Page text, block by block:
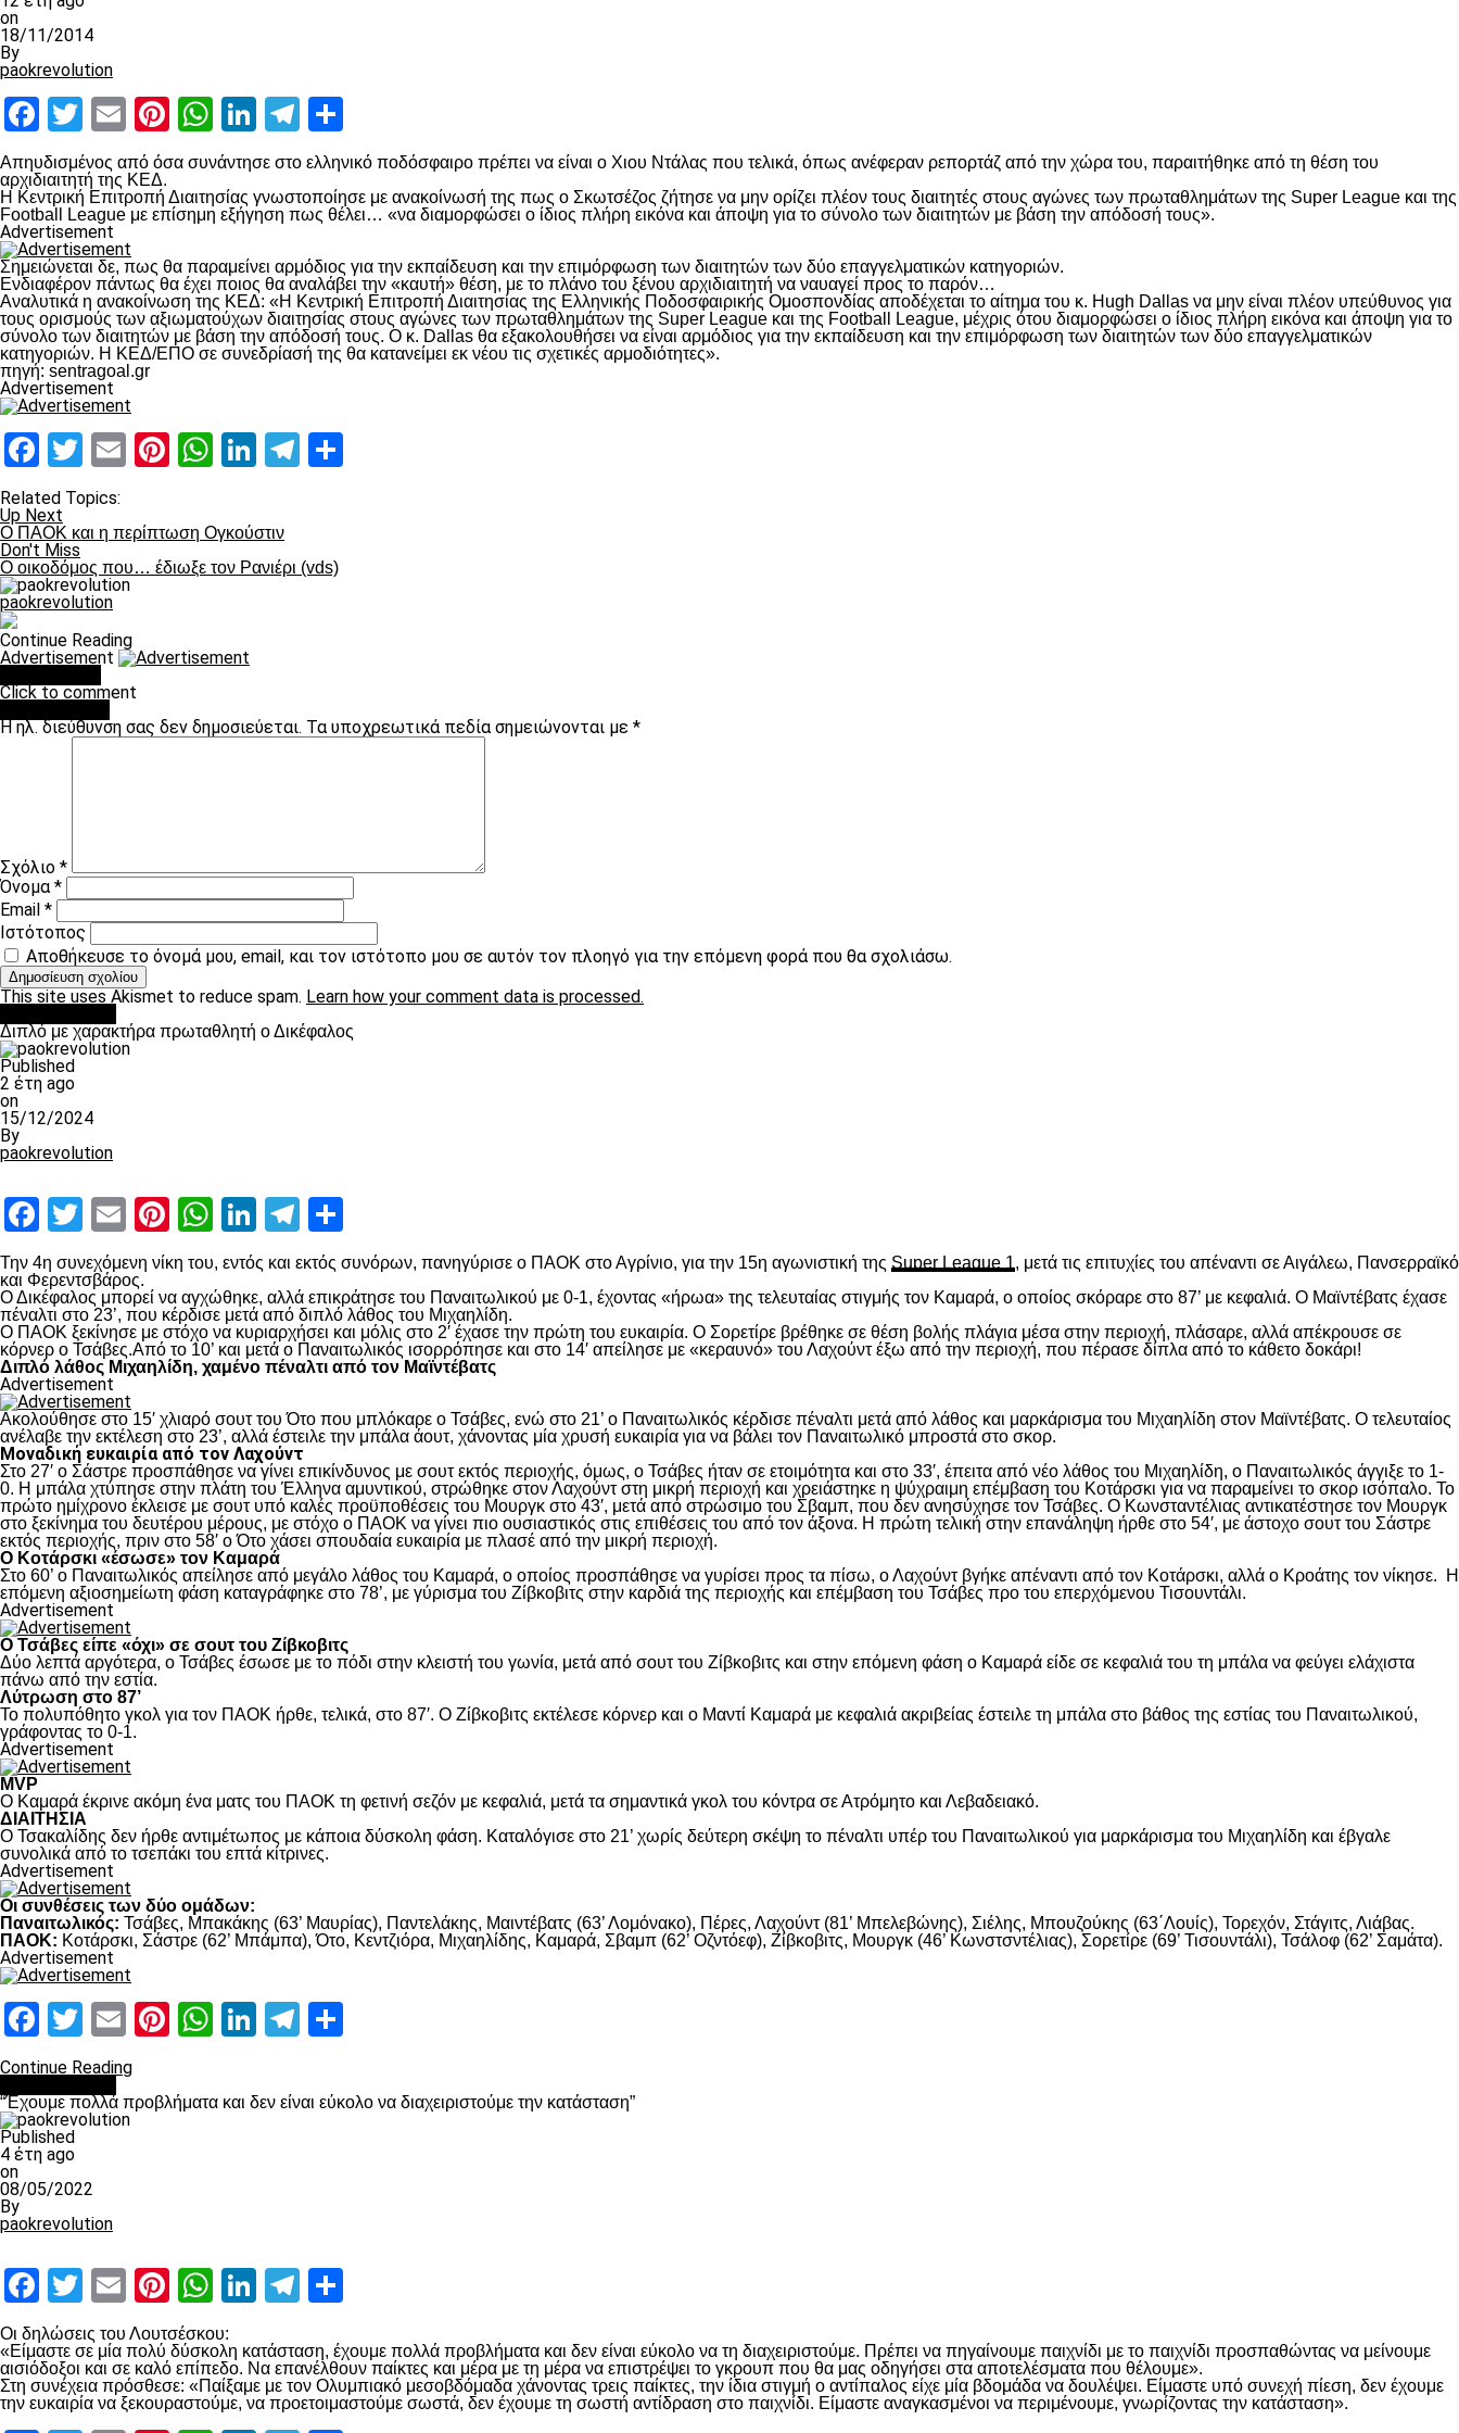
on
18/11/2014
By
paokrevolution
Facebook
Twitter
EmailPinterest
WhatsApp
LinkedIn
Telegram
Απηυδισμένος από όσα συνάντησε στο ελληνικό ποδόσφαιρο πρέπει να είναι ο Χιου Ντάλας που τελικά, όπως ανέφεραν ρεπορτάζ από την χώρα του, παραιτήθηκε από τη θέση του
αρχιδιαιτητή της ΚΕΔ.
Η Κεντρική Επιτροπή Διαιτησίας γνωστοποίησε με ανακοίνωσή της πως ο Σκωτσέζος ζήτησε να μην ορίζει πλέον τους διαιτητές στους αγώνες των πρωταθλημάτων της Super League και της
Football League με επίσημη εξήγηση πως θέλει… «να διαμορφώσει ο ίδιος πλήρη εικόνα και άποψη για το σύνολο των διαιτητών με βάση την απόδοσή τους».
Advertisement
Σημειώνεται δε, πως θα παραμείνει αρμόδιος για την εκπαίδευση και την επιμόρφωση των διαιτητών των δύο επαγγελματικών κατηγοριών.
Ενδιαφέρον πάντως θα έχει ποιος θα αναλάβει την «καυτή» θέση, με το πλάνο του ξένου αρχιδιαιτητή να ναυαγεί προς το παρόν…
Αναλυτικά η ανακοίνωση της ΚΕΔ: «Η Κεντρική Επιτροπή Διαιτησίας της Ελληνικής Ποδοσφαιρικής Ομοσπονδίας αποδέχεται το αίτημα του κ. Hugh Dallas να μην είναι πλέον υπεύθυνος για
τους ορισμούς των αξιωματούχων διαιτησίας στους αγώνες των πρωταθλημάτων της Super League και της Football League, μέχρις ότου διαμορφώσει ο ίδιος πλήρη εικόνα και άποψη για το
σύνολο των διαιτητών με βάση την απόδοσή τους. Ο κ. Dallas θα εξακολουθήσει να είναι αρμόδιος για την εκπαίδευση και την επιμόρφωση των διαιτητών των δύο επαγγελματικών
κατηγοριών. Η ΚΕΔ/ΕΠΟ σε συνεδρίασή της θα κατανείμει εκ νέου τις σχετικές αρμοδιότητες».
πηγή: sentragoal.gr
Advertisement
Facebook
Twitter
EmailPinterest
WhatsApp
LinkedIn
Telegram
Related Topics:
Up Next
Ο ΠΑΟΚ και η περίπτωση Ογκούστιν
Don't Miss
Ο οικοδόμος που… έδιωξε τον Ρανιέρι (vds)
paokrevolution
Continue Reading
Advertisement
Click to comment
Η ηλ. διεύθυνση σας δεν δημοσιεύεται. Τα υποχρεωτικά πεδία σημειώνονται με *
Σχόλιο *
Όνομα*
Email *
Ιστότοπος
Αποθήκευσε το όνομά μου, email, και τον ιστότοπο μου σε αυτόν τον πλοηγό για την επόμενη φορά που θα σχολιάσω.
This site uses Akismet to reduce spam. Learn how your comment data is processed.
Διπλό με χαρακτήρα πρωταθλητή ο Δικέφαλος
Published
2 έτη ago
on
15/12/2024
By
paokrevolution
Facebook
Twitter
EmailPinterest
WhatsApp
LinkedIn
Telegram
Την 4η συνεχόμενη νίκη του, εντός και εκτός συνόρων, πανηγύρισε ο ΠΑΟΚ στο Αγρίνιο, για την 15η αγωνιστική της Super League 1, μετά τις επιτυχίες του απέναντι σε Αιγάλεω, Πανσερραϊκό
και Φερεντσβάρος.
Ο Δικέφαλος μπορεί να αγχώθηκε, αλλά επικράτησε του Παναιτωλικού με 0-1, έχοντας «ήρωα» της τελευταίας στιγμής τον Καμαρά, ο οποίος σκόραρε στο 87’ με κεφαλιά. Ο Μαϊντέβατς έχασε
πέναλτι στο 23’, που κέρδισε μετά από διπλό λάθος του Μιχαηλίδη.
Ο ΠΑΟΚ ξεκίνησε με στόχο να κυριαρχήσει και μόλις στο 2′ έχασε την πρώτη του ευκαιρία. Ο Σορετίρε βρέθηκε σε θέση βολής πλάγια μέσα στην περιοχή, πλάσαρε, αλλά απέκρουσε σε
κόρνερ ο Τσάβες.Από το 10’ και μετά ο Παναιτωλικός ισορρόπησε και στο 14′ απείλησε με «κεραυνό» του Λαχούντ έξω από την περιοχή, που πέρασε δίπλα από το κάθετο δοκάρι!
Διπλό λάθος Μιχαηλίδη, χαμένο πέναλτι από τον Μαϊντέβατς
Advertisement
Ακολούθησε στο 15′ χλιαρό σουτ του Ότο που μπλόκαρε ο Τσάβες, ενώ στο 21’ ο Παναιτωλικός κέρδισε πέναλτι μετά από λάθος και μαρκάρισμα του Μιχαηλίδη στον Μαϊντέβατς. Ο τελευταίος
ανέλαβε την εκτέλεση στο 23’, αλλά έστειλε την μπάλα άουτ, χάνοντας μία χρυσή ευκαιρία για να βάλει τον Παναιτωλικό μπροστά στο σκορ.
Μοναδική ευκαιρία από τον Λαχούντ
Στο 27′ ο Σάστρε προσπάθησε να γίνει επικίνδυνος με σουτ εκτός περιοχής, όμως, ο Τσάβες ήταν σε ετοιμότητα και στο 33′, έπειτα από νέο λάθος του Μιχαηλίδη, ο Παναιτωλικός άγγιξε το 1-
0. Η μπάλα χτύπησε στην πλάτη του Έλληνα αμυντικού, στρώθηκε στον Λαχούντ στη μικρή περιοχή και χρειάστηκε η ψύχραιμη επέμβαση του Κοτάρσκι για να παραμείνει το σκορ ισόπαλο. Το
πρώτο ημίχρονο έκλεισε με σουτ υπό καλές προϋποθέσεις του Μουργκ στο 43′, μετά από στρώσιμο του Σβαμπ, που δεν ανησύχησε τον Τσάβες. Ο Κωνσταντέλιας αντικατέστησε τον Μουργκ
στο ξεκίνημα του δευτέρου μέρους, με στόχο ο ΠΑΟΚ να γίνει πιο ουσιαστικός στις επιθέσεις του από τον άξονα. Η πρώτη τελική στην επανάληψη ήρθε στο 54′, με άστοχο σουτ του Σάστρε
εκτός περιοχής, πριν στο 58′ ο Ότο χάσει σπουδαία ευκαιρία με πλασέ από την μικρή περιοχή.
Ο Κοτάρσκι «έσωσε» τον Καμαρά
Στο 60’ ο Παναιτωλικός απείλησε από μεγάλο λάθος του Καμαρά, ο οποίος προσπάθησε να γυρίσει προς τα πίσω, ο Λαχούντ βγήκε απέναντι από τον Κοτάρσκι, αλλά ο Κροάτης τον νίκησε. Η
επόμενη αξιοσημείωτη φάση καταγράφηκε στο 78’, με γύρισμα του Ζίβκοβιτς στην καρδιά της περιοχής και επέμβαση του Τσάβες προ του επερχόμενου Τισουντάλι.
Advertisement
Ο Τσάβες είπε «όχι» σε σουτ του Ζίβκοβιτς
Δύο λεπτά αργότερα, ο Τσάβες έσωσε με το πόδι στην κλειστή του γωνία, μετά από σουτ του Ζίβκοβιτς και στην επόμενη φάση ο Καμαρά είδε σε κεφαλιά του τη μπάλα να φεύγει ελάχιστα
πάνω από την εστία.
Λύτρωση στο 87’
Το πολυπόθητο γκολ για τον ΠΑΟΚ ήρθε, τελικά, στο 87′. Ο Ζίβκοβιτς εκτέλεσε κόρνερ και ο Μαντί Καμαρά με κεφαλιά ακριβείας έστειλε τη μπάλα στο βάθος της εστίας του Παναιτωλικού,
γράφοντας το 0-1.
Advertisement
MVP
Ο Καμαρά έκρινε ακόμη ένα ματς του ΠΑΟΚ τη φετινή σεζόν με κεφαλιά, μετά τα σημαντικά γκολ του κόντρα σε Ατρόμητο και Λεβαδειακό.
ΔΙΑΙΤΗΣΙΑ
Ο Τσακαλίδης δεν ήρθε αντιμέτωπος με κάποια δύσκολη φάση. Καταλόγισε στο 21’ χωρίς δεύτερη σκέψη το πέναλτι υπέρ του Παναιτωλικού για μαρκάρισμα του Μιχαηλίδη και έβγαλε
συνολικά από το τσεπάκι του επτά κίτρινες.
Advertisement
Οι συνθέσεις των δύο ομάδων:
Παναιτωλικός: Τσάβες, Μπακάκης (63’ Μαυρίας), Παντελάκης, Μαιντέβατς (63’ Λομόνακο), Πέρες, Λαχούντ (81’ Μπελεβώνης), Σιέλης, Μπουζούκης (63΄Λουίς), Τορεχόν, Στάγιτς, Λιάβας.
ΠΑΟΚ: Κοτάρσκι, Σάστρε (62’ Μπάμπα), Ότο, Κεντζιόρα, Μιχαηλίδης, Καμαρά, Σβαμπ (62’ Οζντόεφ), Ζίβκοβιτς, Μουργκ (46’ Κωνστσντέλιας), Σορετίρε (69’ Τισουντάλι), Τσάλοφ (62’ Σαμάτα).
Advertisement
Facebook
Twitter
EmailPinterest
WhatsApp
LinkedIn
Telegram
Continue Reading
“Έχουμε πολλά προβλήματα και δεν είναι εύκολο να διαχειριστούμε την κατάσταση”
Published
4 έτη ago
on
08/05/2022
By
paokrevolution
Facebook
Twitter
EmailPinterest
WhatsApp
LinkedIn
Telegram
Οι δηλώσεις του Λουτσέσκου:
«Είμαστε σε μία πολύ δύσκολη κατάσταση, έχουμε πολλά προβλήματα και δεν είναι εύκολο να τη διαχειριστούμε. Πρέπει να πηγαίνουμε παιχνίδι με το παιχνίδι προσπαθώντας να μείνουμε
αισιόδοξοι και σε καλό επίπεδο. Να επανέλθουν παίκτες και μέρα με τη μέρα να επιστρέψει το γκρουπ που θα μας οδηγήσει στα αποτελέσματα που θέλουμε».
Στη συνέχεια πρόσθεσε: «Παίξαμε με τον Ολυμπιακό μεσοβδόμαδα χάνοντας τρεις παίκτες, την ίδια στιγμή ο αντίπαλος είχε μία βδομάδα να δουλέψει. Είμαστε υπό συνεχή πίεση, δεν έχουμε
την ευκαιρία να ξεκουραστούμε, να προετοιμαστούμε σωστά, δεν έχουμε τη σωστή αντίδραση στο παιχνίδι. Είμαστε αναγκασμένοι να περιμένουμε, γνωρίζοντας την κατάσταση».